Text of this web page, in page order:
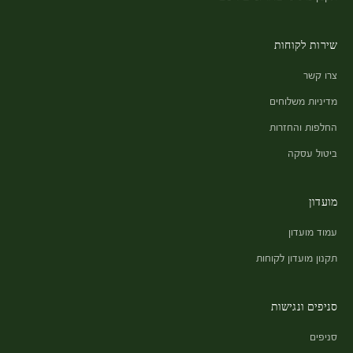
שירות לקוחות
צרו קשר
מדיניות משלוחים
החלפות והחזרות
ביטול עסקה
מועדון
עמוד מועדון
תקנון מועדון לקוחות
סניפים ונגישות
סניפים